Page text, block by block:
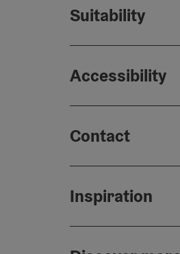
Suitability
Accessibility
Contact
Inspiration